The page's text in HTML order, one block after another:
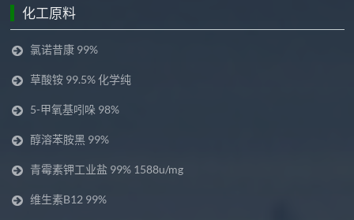
化工原料
氯诺昔康 99%
草酸铵 99.5% 化学纯
5-甲氧基吲哚 98%
醇溶苯胺黑 99%
青霉素钾工业盐 99% 1588u/mg
维生素B12 99%